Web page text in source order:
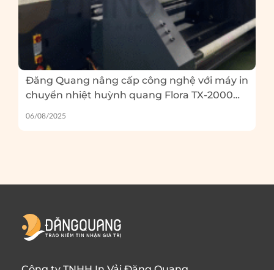
Đăng Quang nâng cấp công nghệ với máy in
chuyển nhiệt huỳnh quang Flora TX-2000
06/08/2025